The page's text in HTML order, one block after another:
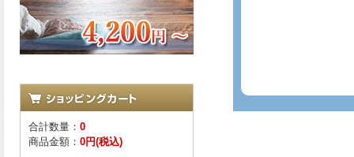
合計数量： 0
商品金額： 0円(税込)